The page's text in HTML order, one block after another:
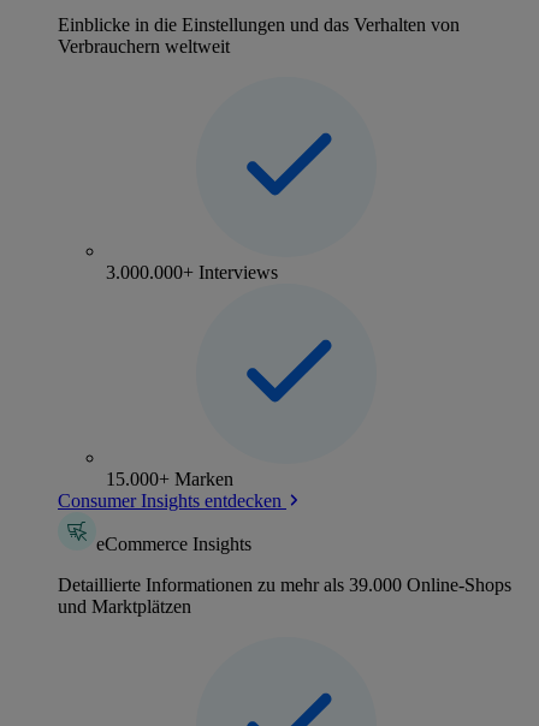
Einblicke in die Einstellungen und das Verhalten von
Verbrauchern weltweit
3.000.000+ Interviews
15.000+ Marken
Consumer Insights entdecken
eCommerce Insights
Detaillierte Informationen zu mehr als 39.000 Online-Shops
und Marktplätzen